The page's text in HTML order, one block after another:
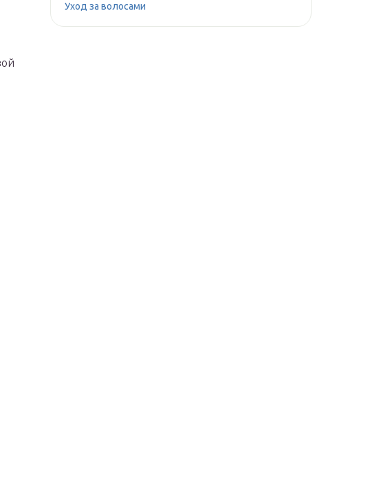
Уход за волосами